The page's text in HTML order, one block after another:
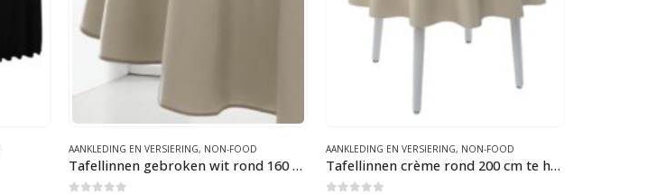
AANKLEDING EN VERSIERING, NON-FOOD
Tafellinnen gebroken wit rond 160 cm te huur
AANKLEDING EN VERSIERING, NON-FOOD
Tafellinnen crème rond 200 cm te huur